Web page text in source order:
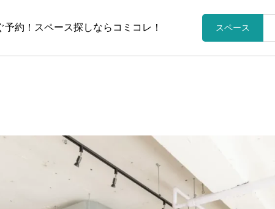
約！スペース探しならコミコレ！ スペース